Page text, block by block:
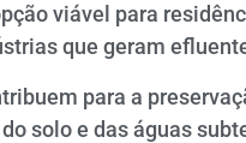
viável para
que geram
para a
solo e das águas